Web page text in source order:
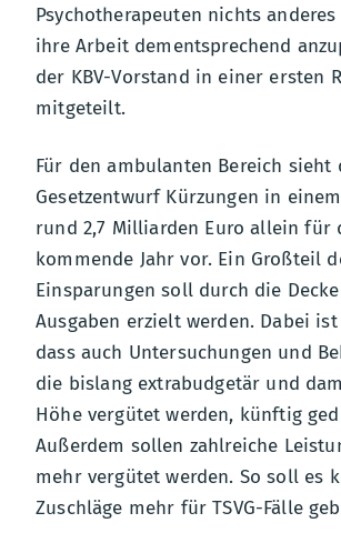
Psychotherapeuten nichts
ihre Arbeit dementsprechend
der KBV-Vorstand in einer ersten
mitgeteilt.
Für den ambulanten Bereich sieht
Gesetzentwurf Kürzungen in
rund 2,7 Milliarden Euro allein für
kommende Jahr vor. Ein Großteil
Einsparungen soll durch die
Ausgaben erzielt werden. Dabei
dass auch Untersuchungen und
die bislang extrabudgetär und
Höhe vergütet werden, künftig
Außerdem sollen zahlreiche
mehr vergütet werden. So soll es
Zuschläge mehr für TSVG-Fälle